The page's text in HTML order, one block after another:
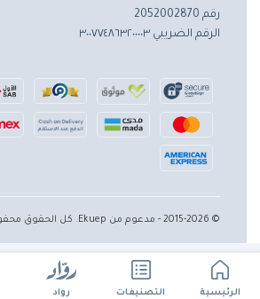
الرئيسية التصنيفات رواد
رقم 2052002870
الرقم الضريبي ٣٠٠٧٧٤٨٦٣٢٠٠٠٠٣
© 2015-2026 - مدعوم من Ekuep. كل الحقوق محفوظة